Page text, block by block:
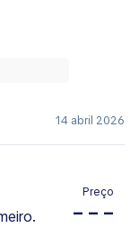
14 abril 2026
Preço
– – –